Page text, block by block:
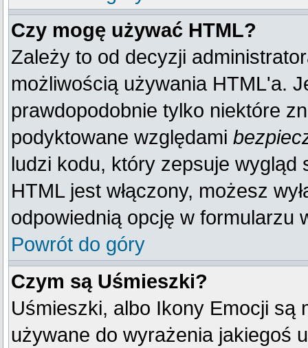
Czy mogę używać HTML?
Zależy to od decyzji
możliwością używania HTML'a.
prawdopodobnie tylko niektóre
podyktowane względami
ludzi kodu, który zepsuje wygląd
HTML jest włączony, możesz
odpowiednią opcję w formularzu
Powrót do góry
Czym są Uśmieszki?
Uśmieszki, albo Ikony Emocji są
używane do wyrażenia jakiegoś